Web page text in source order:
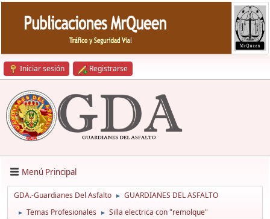
Iniciar sesión Registrarse
Menú Principal
GDA.-Guardianes Del Asfalto ► GUARDIANES DEL ASFALTO
► Temas Profesionales ► Silla electrica con "remolque"